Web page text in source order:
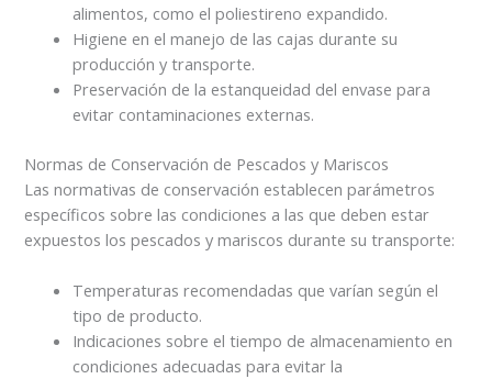
alimentos, como el poliestireno expandido.
Higiene en el manejo de las cajas durante su
producción y transporte.
Preservación de la estanqueidad del envase para
evitar contaminaciones externas.
Normas de Conservación de Pescados y Mariscos
Las normativas de conservación establecen parámetros
específicos sobre las condiciones a las que deben estar
expuestos los pescados y mariscos durante su transporte:
Temperaturas recomendadas que varían según el
tipo de producto.
Indicaciones sobre el tiempo de almacenamiento en
condiciones adecuadas para evitar la